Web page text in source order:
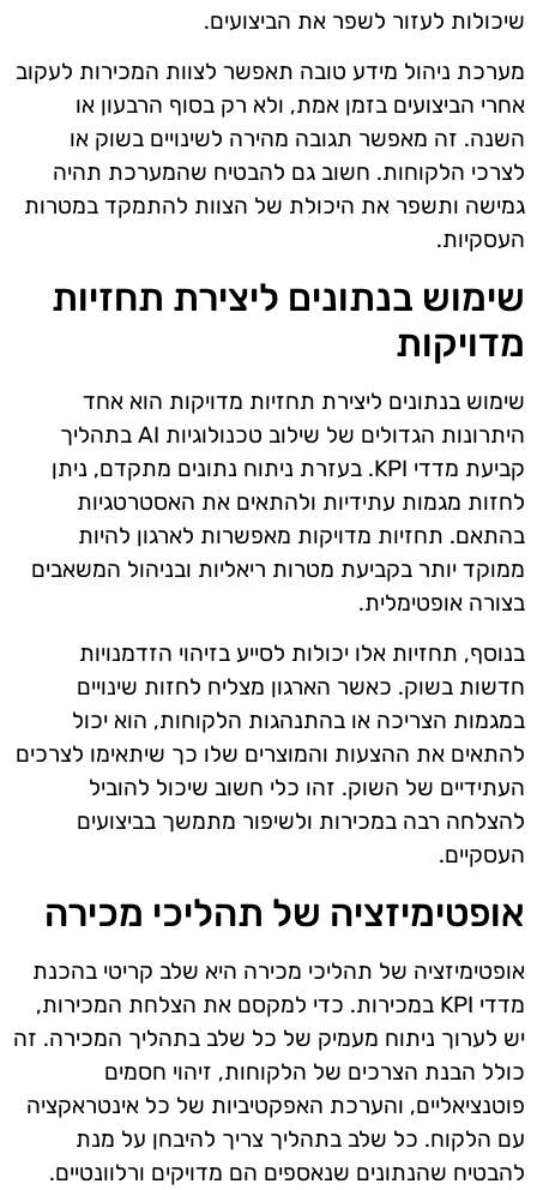
שיכולות לעזור לשפר את הביצועים.
מערכת ניהול מידע טובה תאפשר לצוות המכירות לעקוב
אחרי הביצועים בזמן אמת, ולא רק בסוף הרבעון או
השנה. זה מאפשר תגובה מהירה לשינויים בשוק או
לצרכי הלקוחות. חשוב גם להבטיח שהמערכת תהיה
גמישה ותשפר את היכולת של הצוות להתמקד במטרות
העסקיות.
שימוש בנתונים ליצירת תחזיות
מדויקות
שימוש בנתונים ליצירת תחזיות מדויקות הוא אחד
היתרונות הגדולים של שילוב טכנולוגיות AI בתהליך
קביעת מדדי KPI. בעזרת ניתוח נתונים מתקדם, ניתן
לחזות מגמות עתידיות ולהתאים את האסטרטגיות
בהתאם. תחזיות מדויקות מאפשרות לארגון להיות
ממוקד יותר בקביעת מטרות ריאליות ובניהול המשאבים
בצורה אופטימלית.
בנוסף, תחזיות אלו יכולות לסייע בזיהוי הזדמנויות
חדשות בשוק. כאשר הארגון מצליח לחזות שינויים
במגמות הצריכה או בהתנהגות הלקוחות, הוא יכול
להתאים את ההצעות והמוצרים שלו כך שיתאימו לצרכים
העתידיים של השוק. זהו כלי חשוב שיכול להוביל
להצלחה רבה במכירות ולשיפור מתמשך בביצועים
העסקיים.
אופטימיזציה של תהליכי מכירה
אופטימיזציה של תהליכי מכירה היא שלב קריטי בהכנת
מדדי KPI במכירות. כדי למקסם את הצלחת המכירות,
יש לערוך ניתוח מעמיק של כל שלב בתהליך המכירה. זה
כולל הבנת הצרכים של הלקוחות, זיהוי חסמים
פוטנציאליים, והערכת האפקטיביות של כל אינטראקציה
עם הלקוח. כל שלב בתהליך צריך להיבחן על מנת
להבטיח שהנתונים שנאספים הם מדויקים ורלוונטיים.